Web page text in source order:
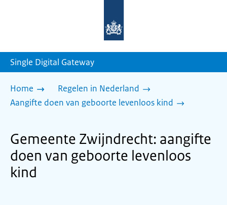
homepage
Single Digital Gateway
Home
Regelen in Nederland
Aangifte doen van geboorte levenloos kind
Gemeente Zwijndrecht: aangifte
doen van geboorte levenloos
kind